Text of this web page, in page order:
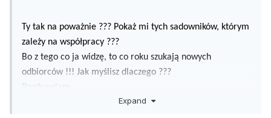
Ty tak na poważnie ??? Pokaż mi tych sadowników, którym
zależy na współpracy ???
Bo z tego co ja widzę, to co roku szukają nowych
odbiorców !!! Jak myślisz dlaczego ???
Pozdrawiam,
Expand